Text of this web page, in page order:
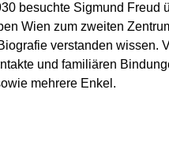
besuchte Sigmund
Wien zum zweiten
verstanden wissen.
und familiären
mehrere Enkel.